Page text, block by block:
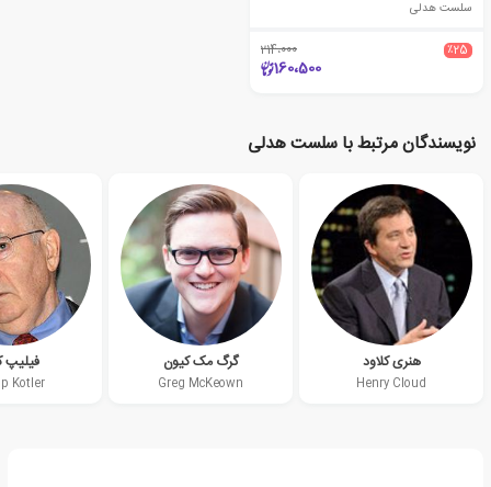
سلست هدلی
٪25 214،000
160،500
نویسندگان مرتبط با سلست هدلی
هنری کلاود
Henry Cloud
گرگ مک کیون
Greg McKeown
فیلیپ
Kotler